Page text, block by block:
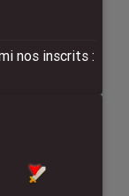
nos inscrits :